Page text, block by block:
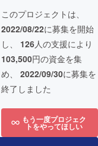
このプロジェクトは、
2022/08/22に募集を開始
し、 126人の支援により
103,500円の資金を集
め、 2022/09/30に募集を
終了しました
もう一度プロジェク
トをやってほしい